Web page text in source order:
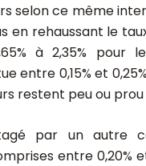
selon ce même
en rehaussant le
à 2,35% pour
entre 0,15% et
restent peu ou
par un autre
entre 0,20%